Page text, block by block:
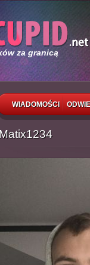
za granicą
WIADOMOŚCI
Matix1234